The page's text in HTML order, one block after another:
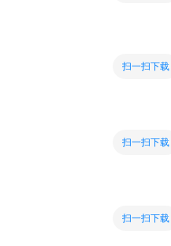
扫一扫下载
扫一扫下载
扫一扫下载